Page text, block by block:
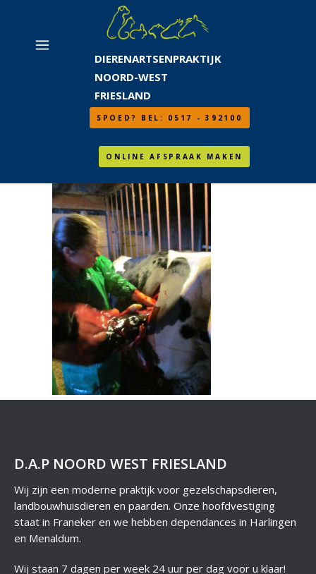
DIERENARTSENPRAKTIJK
NOORD-WEST
FRIESLAND
SPOED? BEL: 0517 - 392100
ONLINE AFSPRAAK MAKEN
D.A.P NOORD WEST FRIESLAND
Wij zijn een moderne praktijk voor gezelschapsdieren,
landbouwhuisdieren en paarden. Onze hoofdvestiging
staat in Franeker en we hebben dependances in Harlingen
en Menaldum.
Wij staan 7 dagen per week 24 uur per dag voor u klaar!